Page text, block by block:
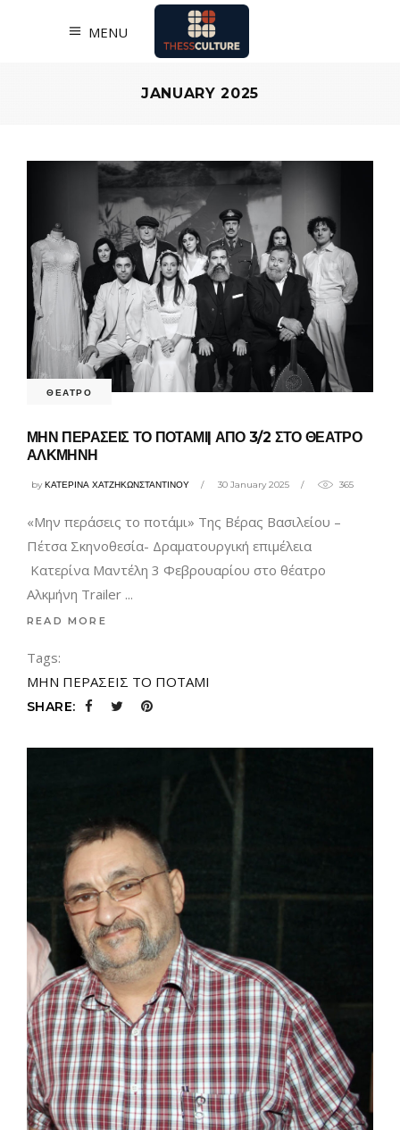
MENU
JANUARY 2025
ΘΕΑΤΡΟ
ΜΗΝ ΠΕΡΑΣΕΙΣ ΤΟ ΠΟΤΑΜΙ| ΑΠΟ 3/2 ΣΤΟ ΘΕΑΤΡΟ
ΑΛΚΜΗΝΗ
byΚΑΤΕΡΙΝΑ ΧΑΤΖΗΚΩΝΣΤΑΝΤΙΝΟΥ 30 January 2025 365
«Μην περάσεις το ποτάμι» Της Βέρας Βασιλείου –
Πέτσα Σκηνοθεσία- Δραματουργική επιμέλεια
Κατερίνα Μαντέλη 3 Φεβρουαρίου στο θέατρο
Αλκμήνη Trailer
READ MORE
Tags:
ΜΗΝ ΠΕΡΑΣΕΙΣ ΤΟ ΠΟΤΑΜΙ
SHARE: